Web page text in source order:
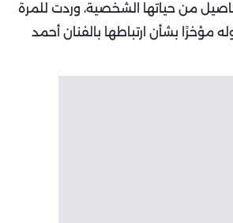
من حياتها الشخصية، وردت للمرة
مؤخرًا بشأن ارتباطها بالفنان أحمد